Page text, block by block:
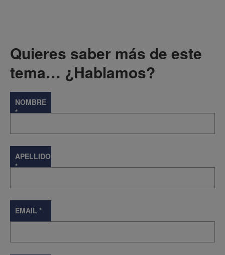
Quieres saber más de este
tema… ¿Hablamos?
NOMBRE
*
APELLIDOS
*
EMAIL *